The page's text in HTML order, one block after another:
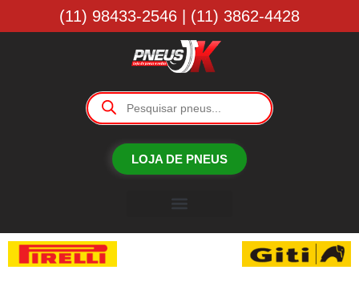
(11) 98433-2546 | (11) 3862-4428
LOJA DE PNEUS